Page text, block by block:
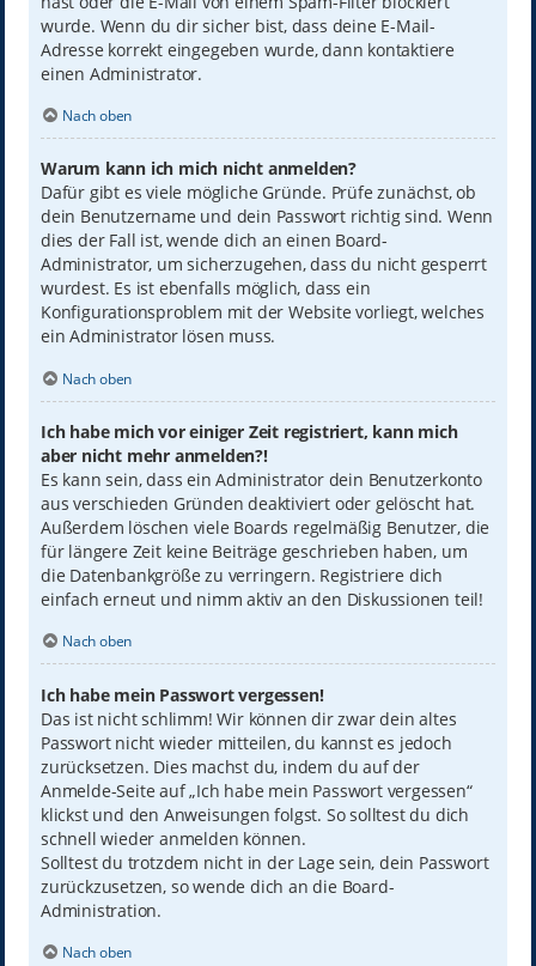
wurde. Wenn du dir sicher bist, dass deine E-Mail-
Adresse korrekt eingegeben wurde, dann kontaktiere
einen Administrator.
Nach oben
Warum kann ich mich nicht anmelden?
Dafür gibt es viele mögliche Gründe. Prüfe zunächst, ob
dein Benutzername und dein Passwort richtig sind. Wenn
dies der Fall ist, wende dich an einen Board-
Administrator, um sicherzugehen, dass du nicht gesperrt
wurdest. Es ist ebenfalls möglich, dass ein
Konfigurationsproblem mit der Website vorliegt, welches
ein Administrator lösen muss.
Nach oben
Ich habe mich vor einiger Zeit registriert, kann mich
aber nicht mehr anmelden?!
Es kann sein, dass ein Administrator dein Benutzerkonto
aus verschieden Gründen deaktiviert oder gelöscht hat.
Außerdem löschen viele Boards regelmäßig Benutzer, die
für längere Zeit keine Beiträge geschrieben haben, um
die Datenbankgröße zu verringern. Registriere dich
einfach erneut und nimm aktiv an den Diskussionen teil!
Nach oben
Ich habe mein Passwort vergessen!
Das ist nicht schlimm! Wir können dir zwar dein altes
Passwort nicht wieder mitteilen, du kannst es jedoch
zurücksetzen. Dies machst du, indem du auf der
Anmelde-Seite auf „Ich habe mein Passwort vergessen“
klickst und den Anweisungen folgst. So solltest du dich
schnell wieder anmelden können.
Solltest du trotzdem nicht in der Lage sein, dein Passwort
zurückzusetzen, so wende dich an die Board-
Administration.
Nach oben